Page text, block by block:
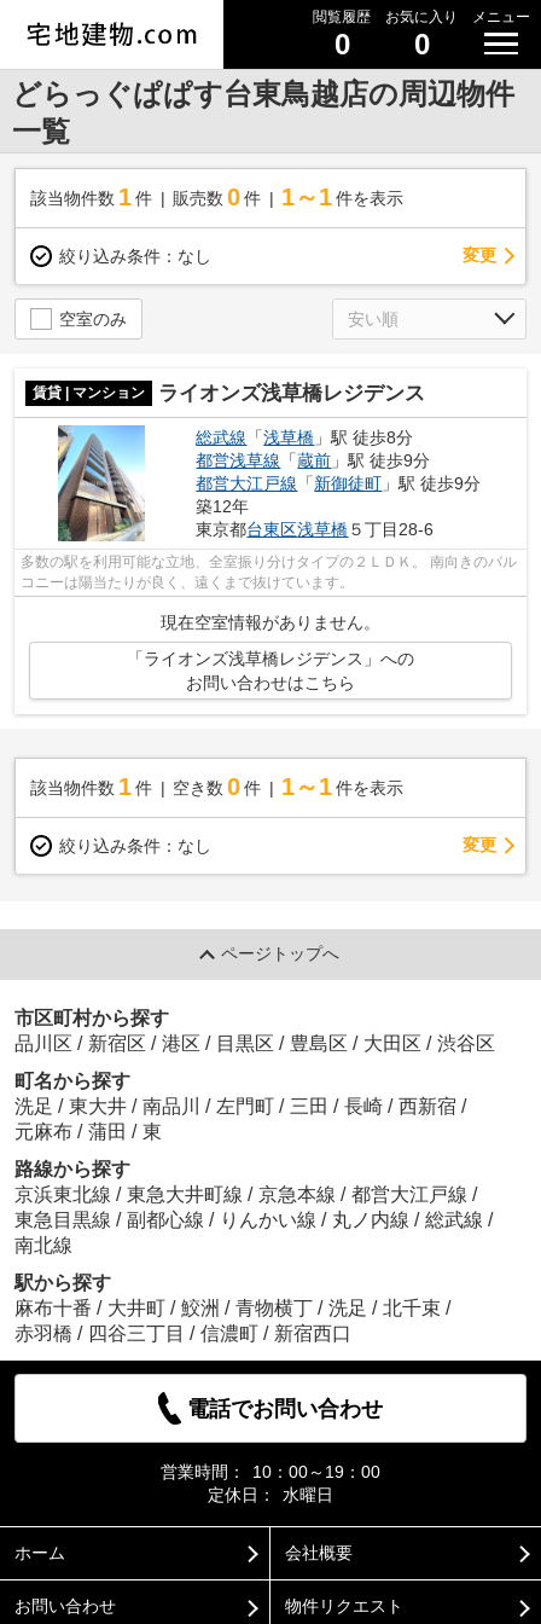
閲覧履歴
0
お気に入り
0
メニュー
どらっぐぱぱす台東鳥越店の周辺物件
一覧
該当物件数 1件 販売数 0 件 1～1 件を表示
絞り込み条件： なし 変更
空室のみ
賃貸 | マンション ライオンズ浅草橋レジデンス
総武線 「浅草橋 」駅 徒歩8分
都営浅草線 「蔵前 」駅 徒歩9分
都営大江戸線 「新御徒町 」駅 徒歩9分
築12年
東京都台東区浅草橋５丁目28-6
多数の駅を利用可能な立地、全室振り分けタイプの２ＬＤＫ。 南向きのバル
コニーは陽当たりが良く、遠くまで抜けています。
現在空室情報がありません。
「ライオンズ浅草橋レジデンス」への
お問い合わせはこちら
該当物件数 1件 空き数 0 件 1～1 件を表示
絞り込み条件： なし 変更
ページトップへ
市区町村から探す
品川区 / 新宿区 / 港区 / 目黒区 / 豊島区 / 大田区 / 渋谷区
町名から探す
洗足 / 東大井 / 南品川 / 左門町 / 三田 / 長崎 / 西新宿 /
元麻布 / 蒲田 / 東
路線から探す
京浜東北線 / 東急大井町線 / 京急本線 / 都営大江戸線 /
東急目黒線 / 副都心線 / りんかい線 / 丸ノ内線 / 総武線 /
南北線
駅から探す
麻布十番 / 大井町 / 鮫洲 / 青物横丁 / 洗足 / 北千束 /
赤羽橋 / 四谷三丁目 / 信濃町 / 新宿西口
電話でお問い合わせ
営業時間：
10：00～19：00
定休日：
水曜日
ホーム 会社概要
お問い合わせ 物件リクエスト